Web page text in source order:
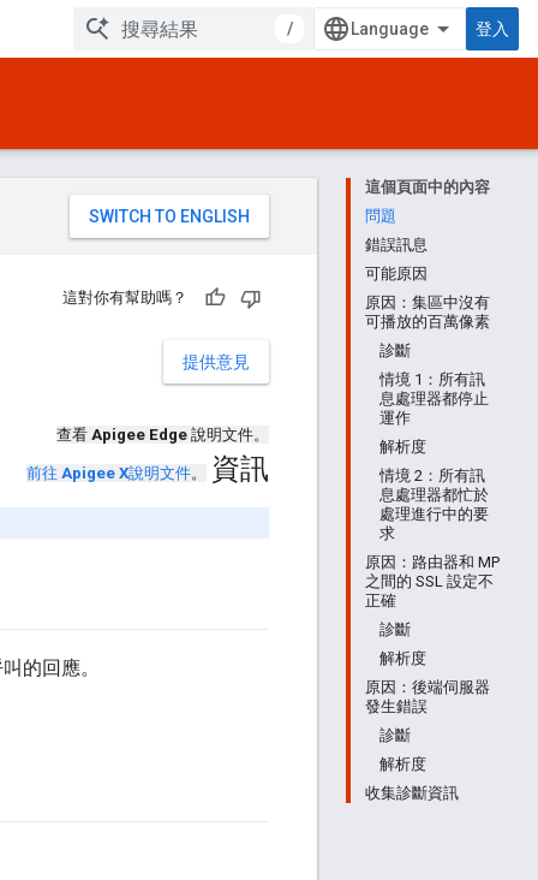
/ 登入
這個頁面中的內容
問題
錯誤訊息
可能原因
原因：集區中沒有
可播放的百萬像素
診斷
情境 1：所有訊
息處理器都停止
運作
解析度
情境 2：所有訊
息處理器都忙於
處理進行中的要
求
原因：路由器和 MP
之間的 SSL 設定不
正確
診斷
解析度
原因：後端伺服器
發生錯誤
診斷
解析度
收集診斷資訊
這對你有幫助嗎？
提供意見
查看 Apigee Edge 說明文件。
前往 Apigee X說明文件。 資訊
的回應。